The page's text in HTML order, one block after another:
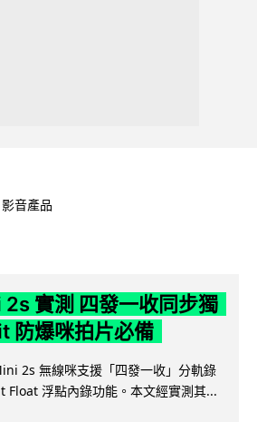
影音產品
實測 四發一收同步獨
防爆咪拍片必備
2s 無線咪支援「四發一收」分軌錄
Float 浮點內錄功能。本文經實測其...